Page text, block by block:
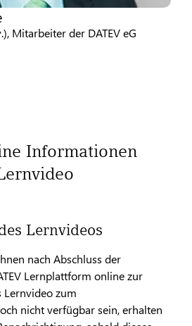
Mitarbeiter der DATEV eG
Informationen
Lernvideos
nach Abschluss der
Lernplattform online zur
Lernvideo zum
nicht verfügbar sein, erhalten